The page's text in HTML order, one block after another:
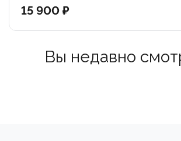
15 900 ₽
Вы недавно